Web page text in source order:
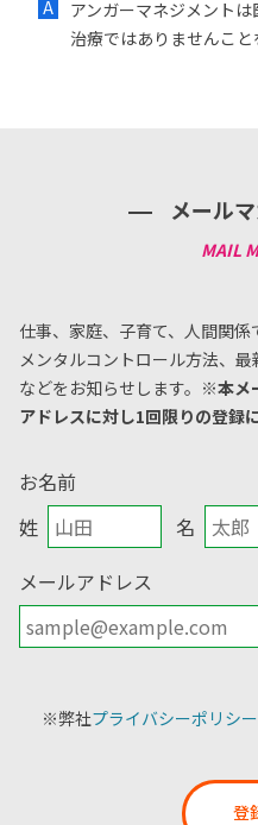
アンガーマネジメントは
治療ではありませんこと
メール
仕事、家庭、子育て、人間関係
メンタルコントロール方法、 最
などをお知らせします。 ※本メ
アドレスに対し1回限りの登録
お名前
姓
名
メールアドレス
※弊社プライバシーポリシー
登